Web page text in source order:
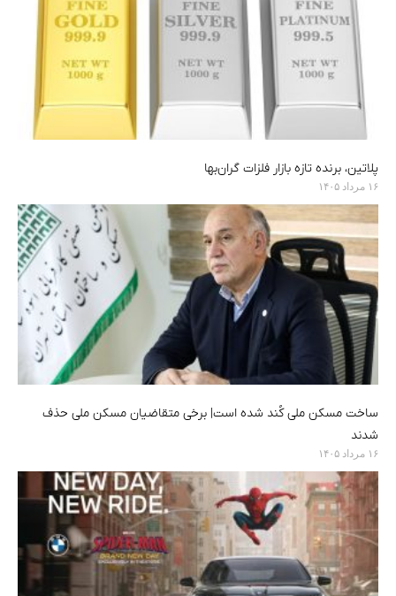
پلاتین، برنده تازه بازار فلزات گران‌بها
۱۶ مرداد ۱۴۰۵
ساخت مسکن ملی کُند شده است| برخی متقاضیان مسکن ملی حذف
شدند
۱۶ مرداد ۱۴۰۵